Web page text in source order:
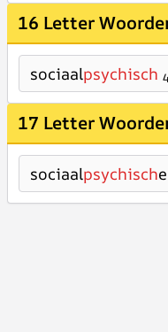
16 Letter
sociaalpsychisch
17 Letter
sociaalpsychische